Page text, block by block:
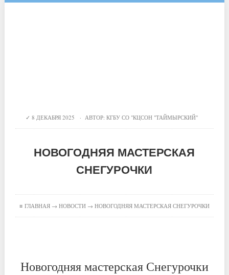
8 ДЕКАБРЯ 2025 · АВТОР: КГБУ СО "КЦСОН "ТАЙМЫРСКИЙ"
НОВОГОДНЯЯ МАСТЕРСКАЯ
СНЕГУРОЧКИ
≡ ГЛАВНАЯ→ НОВОСТИ→ НОВОГОДНЯЯ МАСТЕРСКАЯ СНЕГУРОЧКИ
Новогодняя мастерская Снегурочки